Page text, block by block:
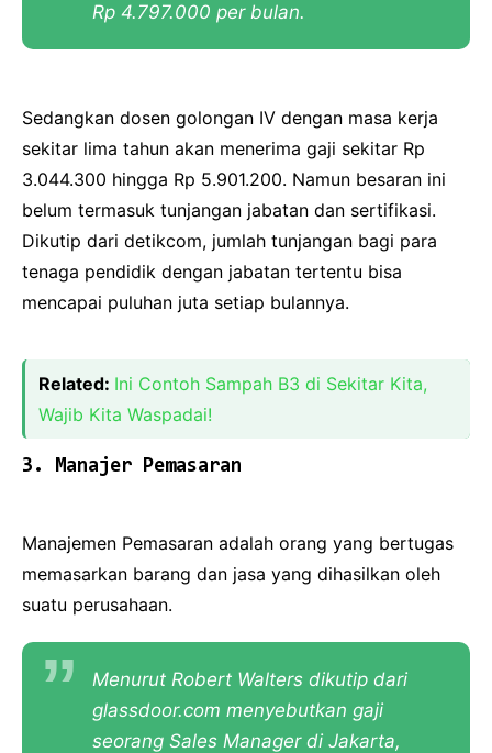
Rp 4.797.000 per bulan.
Sedangkan dosen golongan IV dengan masa kerja
sekitar lima tahun akan menerima gaji sekitar Rp
3.044.300 hingga Rp 5.901.200. Namun besaran ini
belum termasuk tunjangan jabatan dan sertifikasi.
Dikutip dari detikcom, jumlah tunjangan bagi para
tenaga pendidik dengan jabatan tertentu bisa
mencapai puluhan juta setiap bulannya.
Related: Ini Contoh Sampah B3 di Sekitar Kita,
Wajib Kita Waspadai!
3. Manajer Pemasaran
Manajemen Pemasaran adalah orang yang bertugas
memasarkan barang dan jasa yang dihasilkan oleh
suatu perusahaan.
Menurut Robert Walters dikutip dari
glassdoor.com menyebutkan gaji
seorang Sales Manager di Jakarta,